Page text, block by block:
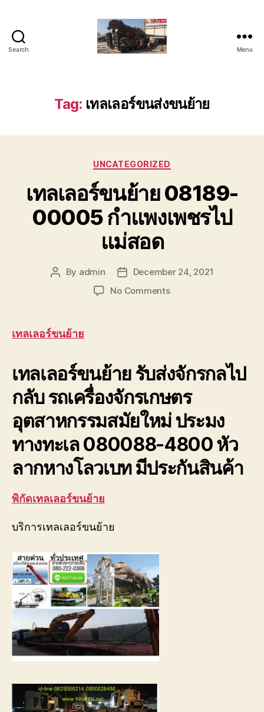
Search
รถ
เทรล
ร์
ลาก
โทร
089-
182-
4604
Menu
Tag: เทลเลอร์ขนส่งขนย้าย
Categories
UNCATEGORIZED
เทลเลอร์ขนย้าย 08189-
00005 กำแพงเพชรไป
แม่สอด
Post
By admin
Post
date
December 24, 2021
No Commentson
08189-
00005
กำแพงเพชร
ไป
แม่สอด
เทลเลอร์ขนย้าย
เทลเลอร์ขนย้าย รับส่งจักรกลไป
กลับ รถเครื่องจักรเกษตร
อุตสาหกรรมสมัยใหม่ ประมง
ทางทะเล 080088-4800 หัว
ลากหางโลวเบท มีประกันสินค้า
พิกัดเทลเลอร์ขนย้าย
บริการเทลเลอร์ขนย้าย